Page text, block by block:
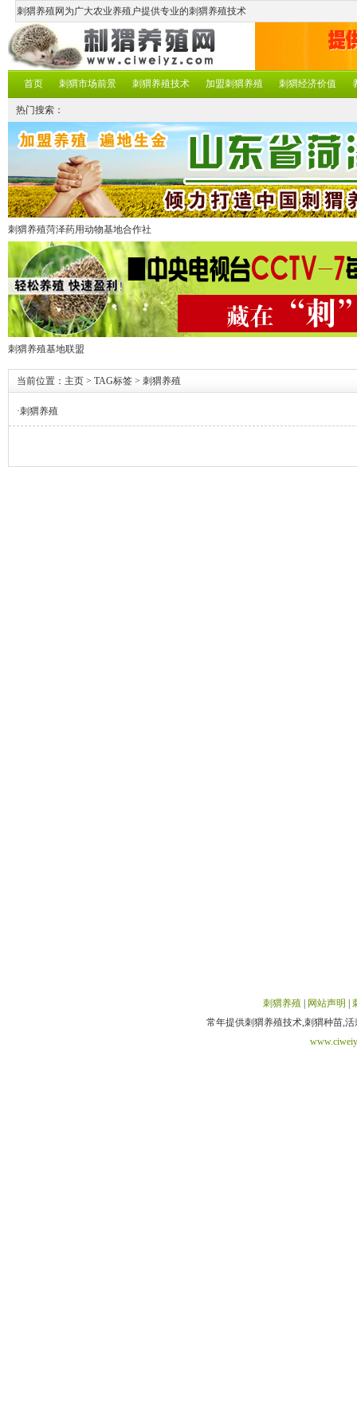
刺猬养殖网为广大农业养殖户提供专业的刺猬养殖技术
首页 刺猬市场前景 刺猬养殖技术 加盟刺猬养殖 刺猬经济价值
热门搜索：
刺猬养殖菏泽药用动物基地合作社
刺猬养殖基地联盟
当前位置： 主页 > TAG标签 > 刺猬养殖
·刺猬养殖
刺猬养殖 网站声明
常年提供刺猬养殖技术,刺猬种苗,活